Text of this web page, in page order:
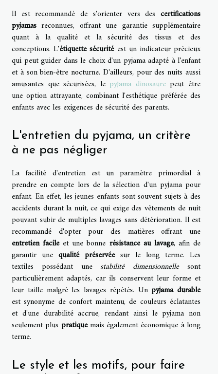
Il est recommandé de s'orienter vers des certifications
pyjamas reconnues, offrant une garantie supplémentaire
quant à la qualité et la sécurité des tissus et des
conceptions. L'étiquette sécuritéest un indicateur précieux
qui peut guider dans le choix d'un pyjama adapté à l'enfant
et à son bien-être nocturne. D'ailleurs, pour des nuits aussi
amusantes que sécurisées, le pyjama dinosaurepeut être
une option attrayante, combinant l'esthétique préférée des
enfants avec les exigences de sécurité des parents.
L'entretien du pyjama, un critère
à ne pas négliger
La facilité d'entretien est un paramètre primordial à
prendre en compte lors de la sélection d'un pyjama pour
enfant. En effet, les jeunes enfants sont souvent sujets à des
accidents durant la nuit, ce qui exige des vêtements de nuit
pouvant subir de multiples lavages sans détérioration. Il est
recommandé d'opter pour des matières offrant une
entretien facileet une bonne résistance au lavage, afin de
garantir une qualité préservéesur le long terme. Les
textiles possédant une stabilité dimensionnellesont
particulièrement adaptés, car ils conservent leur forme et
leur taille malgré les lavages répétés. Unpyjama durable
est synonyme de confort maintenu, de couleurs éclatantes
et d'une durabilité accrue, rendant ainsi le pyjama non
seulement plus pratiquemais également économique à long
terme.
Le style et les motifs, pour faire